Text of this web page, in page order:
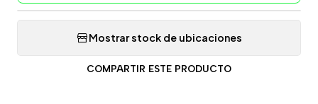
Mostrar stock de ubicaciones
COMPARTIR ESTE PRODUCTO